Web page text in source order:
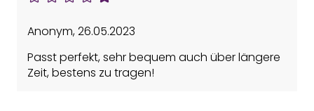
Anonym,26.05.2023
Passt perfekt, sehr bequem auch über längere
Zeit, bestens zu tragen!